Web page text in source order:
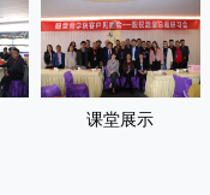
课堂展示